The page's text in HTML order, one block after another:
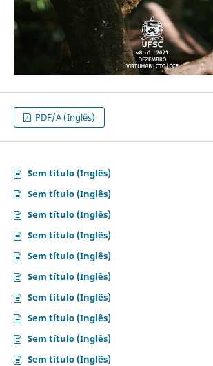
PDF/A (Inglês)
Sem título (Inglês)
Sem título (Inglês)
Sem título (Inglês)
Sem título (Inglês)
Sem título (Inglês)
Sem título (Inglês)
Sem título (Inglês)
Sem título (Inglês)
Sem título (Inglês)
Sem título (Inglês)